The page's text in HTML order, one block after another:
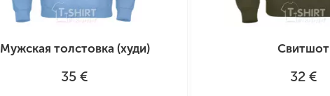
Мужская толстовка (худи)
35 €
Свитшот
32 €